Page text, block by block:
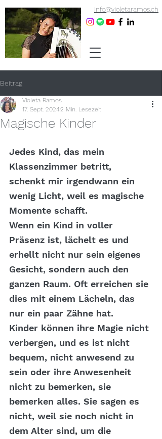
info@violetaramos.ch
Beitrag
Magische Kinder
Violeta Ramos
17. Sept. 20242 Min. Lesezeit
Jedes Kind, das mein
Klassenzimmer betritt,
schenkt mir irgendwann ein
wenig Licht, weil es magische
Momente schafft.
Wenn ein Kind in voller
Präsenz ist, lächelt es und
erhellt nicht nur sein eigenes
Gesicht, sondern auch den
ganzen Raum. Oft erreichen sie
dies mit einem Lächeln, das
nur ein paar Zähne hat.
Kinder können ihre Magie nicht
verbergen, und es ist nicht
bequem, nicht anwesend zu
sein oder ihre Anwesenheit
nicht zu bemerken, sie
bemerken alles. Sie sagen es
nicht, weil sie noch nicht in
dem Alter sind, um die